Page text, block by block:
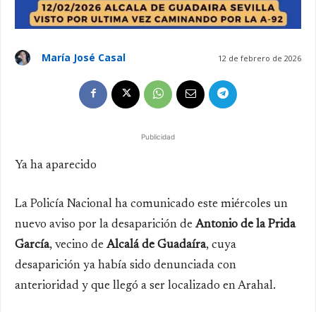
12 de febrero de 2026
María José Casal
Publicidad
Ya ha aparecido
La Policía Nacional ha comunicado este miércoles un
nuevo aviso por la desaparición de Antonio de la Prida
García, vecino de Alcalá de Guadaíra, cuya
desaparición ya había sido denunciada con
anterioridad y que llegó a ser localizado en Arahal.